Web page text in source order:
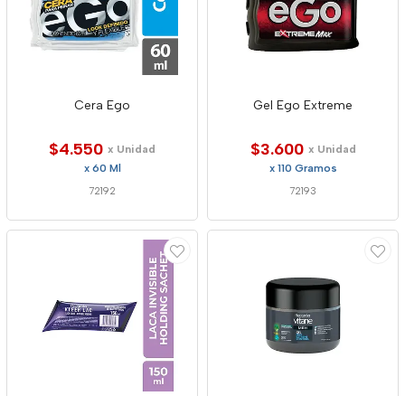
Cera Ego
$4.550 x Unidad
x 60 Ml
72192
Gel Ego Extreme
$3.600 x Unidad
x 110 Gramos
72193